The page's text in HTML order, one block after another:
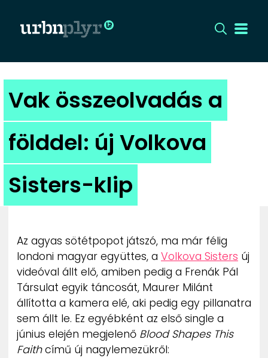
CÍMLAP
DIZÁJN
DIVAT
HIP
UTCA
ZENE
MÉDIAAJÁNLAT
IMPRESSZUM
PR-ARCHÍVUM
ADATKEZELÉSI TÁJÉKOZTATÓ
Vak összeolvadás a
földdel: új Volkova
Sisters-klip
Az agyas sötétpopot játszó, ma már félig
londoni magyar együttes, a Volkova Sisters új
videóval állt elő, amiben pedig a Frenák Pál
Társulat egyik táncosát, Maurer Milánt
állította a kamera elé, aki pedig egy pillanatra
sem állt le. Ez egyébként az első single a
június elején megjelenő Blood Shapes This
Faithcímű új nagylemezükről: